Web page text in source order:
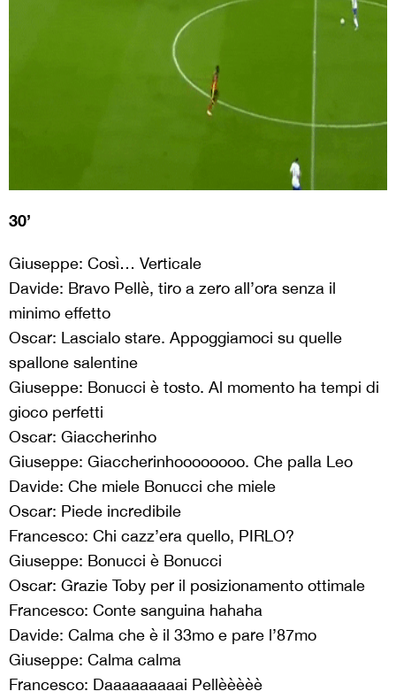
30’
Giuseppe: Così… Verticale
Davide: Bravo Pellè, tiro a zero all’ora senza il
minimo effetto
Oscar: Lascialo stare. Appoggiamoci su quelle
spallone salentine
Giuseppe: Bonucci è tosto. Al momento ha tempi di
gioco perfetti
Oscar: Giaccherinho
Giuseppe: Giaccherinhoooooooo. Che palla Leo
Davide: Che miele Bonucci che miele
Oscar: Piede incredibile
Francesco: Chi cazz’era quello, PIRLO?
Giuseppe: Bonucci è Bonucci
Oscar: Grazie Toby per il posizionamento ottimale
Francesco: Conte sanguina hahaha
Davide: Calma che è il 33mo e pare l’87mo
Giuseppe: Calma calma
Francesco: Daaaaaaaaai Pellèèèèè